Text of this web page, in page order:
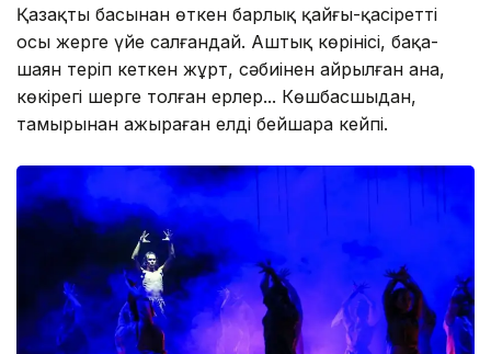
Қазақтың басынан өткен барлық қайғы-қасіретті
осы жерге үйе салғандай. Аштық көрінісі, бақа-
шаян теріп кеткен жұрт, сәбиінен айрылған ана,
көкірегі шерге толған ерлер... Көшбасшыдан,
тамырынан ажыраған елдің бейшара кейпі.